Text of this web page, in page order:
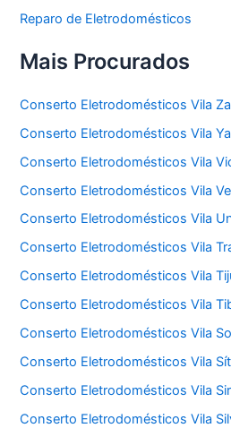
Reparo de Eletrodomésticos
Mais Procurados
Conserto Eletrodomésticos Vila
Conserto Eletrodomésticos Vila
Conserto Eletrodomésticos Vila
Conserto Eletrodomésticos Vila
Conserto Eletrodomésticos Vila
Conserto Eletrodomésticos Vila
Conserto Eletrodomésticos Vila
Conserto Eletrodomésticos Vila
Conserto Eletrodomésticos Vila
Conserto Eletrodomésticos Vila
Conserto Eletrodomésticos Vila
Conserto Eletrodomésticos Vila